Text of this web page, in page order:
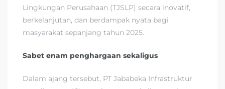
Lingkungan Perusahaan (TJSLP) secara inovatif,
berkelanjutan, dan berdampak nyata bagi
masyarakat sepanjang tahun 2025.
Sabet enam penghargaan sekaligus
Dalam ajang tersebut, PT Jababeka Infrastruktur